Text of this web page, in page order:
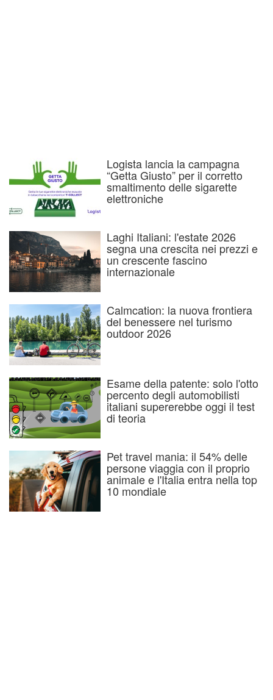
Logista lancia la campagna
“Getta Giusto” per il corretto
smaltimento delle sigarette
elettroniche
Laghi Italiani: l'estate 2026
segna una crescita nei prezzi e
un crescente fascino
internazionale
Calmcation: la nuova frontiera
del benessere nel turismo
outdoor 2026
Esame della patente: solo l'otto
percento degli automobilisti
italiani supererebbe oggi il test
di teoria
Pet travel mania: il 54% delle
persone viaggia con il proprio
animale e l'Italia entra nella top
10 mondiale